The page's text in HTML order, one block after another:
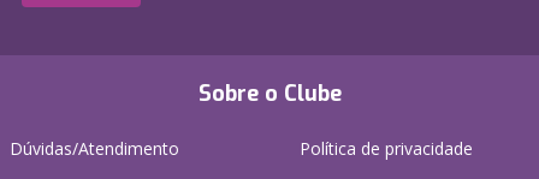
Sobre o Clube
Dúvidas/Atendimento
Política de privacidade